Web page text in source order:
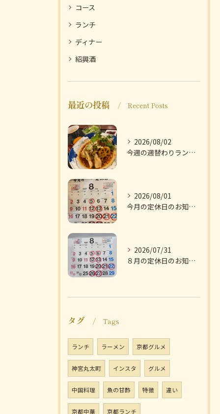
コース
ランチ
ディナー
紹興酒
最近の投稿 Recent Posts
2026/08/02
今週の週替わりランチのご紹介です
2026/08/01
今月の定休日のお知らせです
2026/07/31
８月の定休日のお知らせです
タグ Tags
ランチ ラーメン 京都グルメ
神宮丸太町 インスタ グルメ
中国料理 魚の甘酢 特徴 違い
京都中華 京都ランチ